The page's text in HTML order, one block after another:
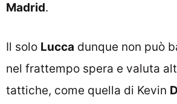
Madrid.
Il solo Lucca dunque non può
nel frattempo spera e valuta
tattiche, come quella di Kevin